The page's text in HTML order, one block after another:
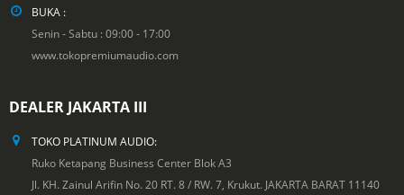
BUKA :
Senin - Sabtu : 09:00 - 17:00
www.tokopremiumaudio.com
DEALER JAKARTA III
TOKO PLATINUM AUDIO:
Ruko Ketapang Business Center Blok A3
Jl. KH. Zainul Arifin No. 20 RT. 8 / RW. 7, Krukut. JAKARTA BARAT 11140